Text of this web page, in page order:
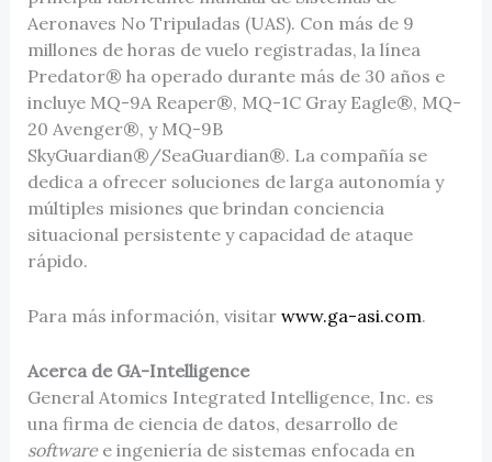
Aeronaves No Tripuladas (UAS). Con más de 9
millones de horas de vuelo registradas, la línea
Predator® ha operado durante más de 30 años e
incluye MQ-9A Reaper®, MQ-1C Gray Eagle®, MQ-
20 Avenger®, y MQ-9B
SkyGuardian®/SeaGuardian®. La compañía se
dedica a ofrecer soluciones de larga autonomía y
múltiples misiones que brindan conciencia
situacional persistente y capacidad de ataque
rápido.
Para más información, visitar www.ga-asi.com.
Acerca de GA-Intelligence
General Atomics Integrated Intelligence, Inc. es
una firma de ciencia de datos, desarrollo de
software e ingeniería de sistemas enfocada en